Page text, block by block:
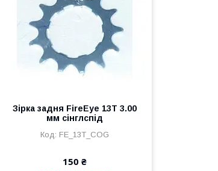
Зірка задня FireEye 13T 3.00
мм сінглспід
FE_13T_COG
150 ₴